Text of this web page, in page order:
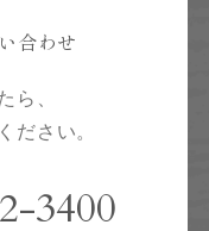
傾向を分析する
れたIPアドレ
合わせ
ら、
ださい。
3400